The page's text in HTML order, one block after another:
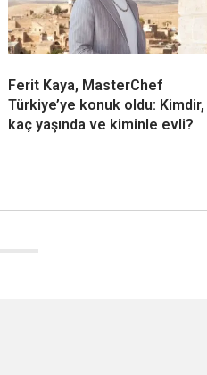
Ferit Kaya, MasterChef
Türkiye’ye konuk oldu: Kimdir,
kaç yaşında ve kiminle evli?